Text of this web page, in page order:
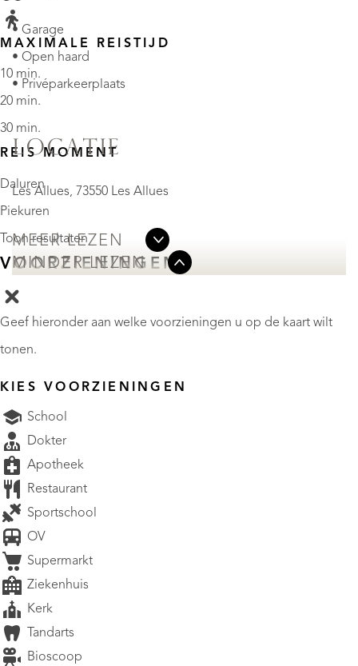
• Garage
• Open haard
• Privéparkeerplaats
LOCATIE
Les Allues, 73550 Les Allues
MEER LEZEN
MINDER LEZEN
MAXIMALE REISTIJD
10 min.
20 min.
30 min.
REIS MOMENT
Daluren
Piekuren
Toon resultaten
VOORZIENINGEN
Geef hieronder aan welke voorzieningen u op de kaart wilt
tonen.
KIES VOORZIENINGEN
School
Dokter
Apotheek
Restaurant
Sportschool
OV
Supermarkt
Ziekenhuis
Kerk
Tandarts
Bioscoop